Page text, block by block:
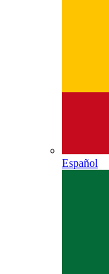
Español